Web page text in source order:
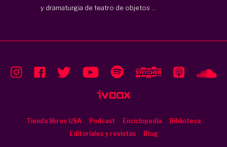
y dramaturgia de teatro de objetos ...
Tienda libros USA Podcast Enciclopedia
Biblioteca
Editoriales y revistas
Blog